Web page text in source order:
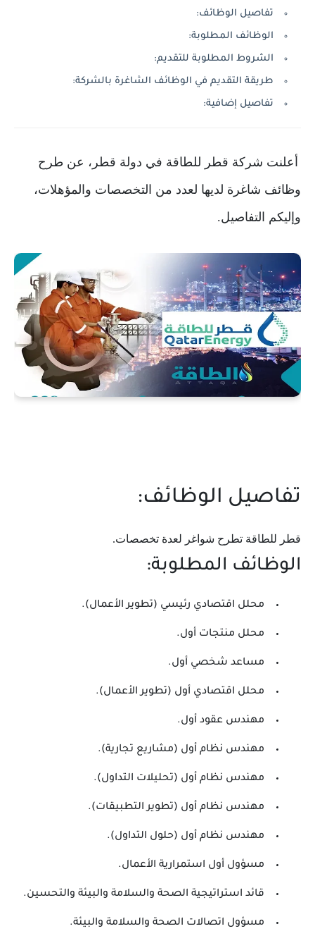
تفاصيل الوظائف:
الوظائف المطلوبة:
الشروط المطلوبة للتقديم:
طريقة التقديم في الوظائف الشاغرة بالشركة:
تفاصيل إضافية:
أعلنت شركة قطر للطاقة في دولة قطر، عن طرح
وظائف شاغرة لديها لعدد من التخصصات والمؤهلات،
وإليكم التفاصيل.
تفاصيل الوظائف:
قطر للطاقة تطرح شواغر لعدة تخصصات.
الوظائف المطلوبة:
محلل اقتصادي رئيسي (تطوير الأعمال).
محلل منتجات أول.
مساعد شخصي أول.
محلل اقتصادي أول (تطوير الأعمال).
مهندس عقود أول.
مهندس نظام أول (مشاريع تجارية).
مهندس نظام أول (تحليلات التداول).
مهندس نظام أول (تطوير التطبيقات).
مهندس نظام أول (حلول التداول).
مسؤول أول استمرارية الأعمال.
قائد استراتيجية الصحة والسلامة والبيئة والتحسين.
مسؤول اتصالات الصحة والسلامة والبيئة.